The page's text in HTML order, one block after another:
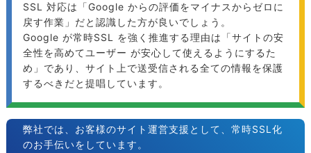
SSL 対応は「Google からの評価をマイナスからゼロに
戻す作業」だと認識した方が良いでしょう。
Google が常時SSL を強く推進する理由は「サイトの安
全性を高めてユーザー が安心して使えるようにするた
め」であり、サイト上で送受信される全ての情報を保護
するべきだと提唱しています。
弊社では、お客様のサイト運営支援として、常時SSL化
のお手伝いをしています。